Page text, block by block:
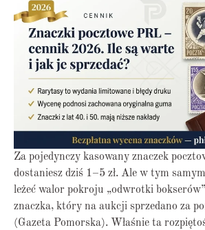
Za pojedynczy kasowany znaczek
dostaniesz dziś 1–5 zł. Ale w tym
leżeć walor pokroju „odwrotki
znaczka, który na aukcji sprzedano za
(Gazeta Pomorska). Właśnie ta